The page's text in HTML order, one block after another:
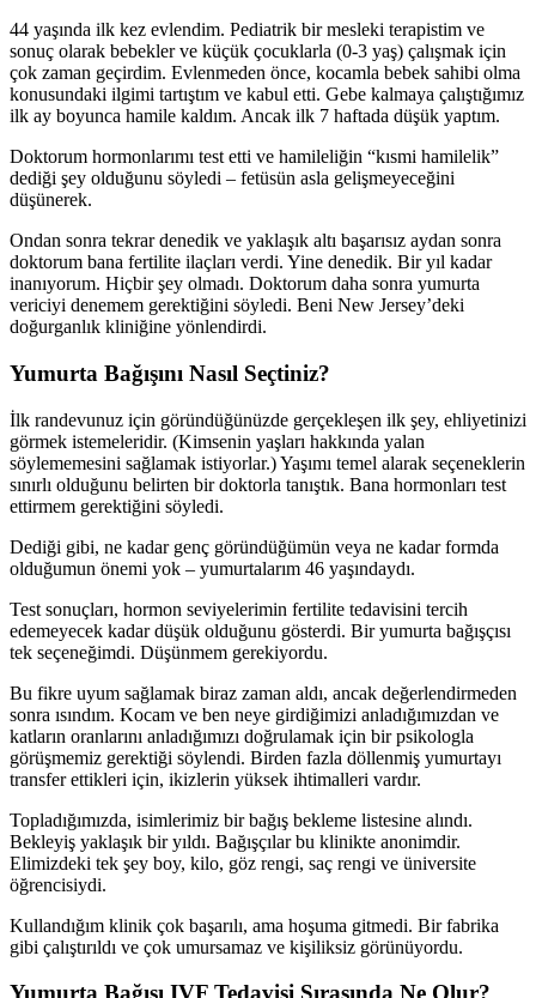
44 yaşında ilk kez evlendim. Pediatrik bir mesleki terapistim ve
sonuç olarak bebekler ve küçük çocuklarla (0-3 yaş) çalışmak için
çok zaman geçirdim. Evlenmeden önce, kocamla bebek sahibi olma
konusundaki ilgimi tartıştım ve kabul etti. Gebe kalmaya çalıştığımız
ilk ay boyunca hamile kaldım. Ancak ilk 7 haftada düşük yaptım.
Doktorum hormonlarımı test etti ve hamileliğin “kısmi hamilelik”
dediği şey olduğunu söyledi – fetüsün asla gelişmeyeceğini
düşünerek.
Ondan sonra tekrar denedik ve yaklaşık altı başarısız aydan sonra
doktorum bana fertilite ilaçları verdi. Yine denedik. Bir yıl kadar
inanıyorum. Hiçbir şey olmadı. Doktorum daha sonra yumurta
vericiyi denemem gerektiğini söyledi. Beni New Jersey’deki
doğurganlık kliniğine yönlendirdi.
Yumurta Bağışını Nasıl Seçtiniz?
İlk randevunuz için göründüğünüzde gerçekleşen ilk şey, ehliyetinizi
görmek istemeleridir. (Kimsenin yaşları hakkında yalan
söylememesini sağlamak istiyorlar.) Yaşımı temel alarak seçeneklerin
sınırlı olduğunu belirten bir doktorla tanıştık. Bana hormonları test
ettirmem gerektiğini söyledi.
Dediği gibi, ne kadar genç göründüğümün veya ne kadar formda
olduğumun önemi yok – yumurtalarım 46 yaşındaydı.
Test sonuçları, hormon seviyelerimin fertilite tedavisini tercih
edemeyecek kadar düşük olduğunu gösterdi. Bir yumurta bağışçısı
tek seçeneğimdi. Düşünmem gerekiyordu.
Bu fikre uyum sağlamak biraz zaman aldı, ancak değerlendirmeden
sonra ısındım. Kocam ve ben neye girdiğimizi anladığımızdan ve
katların oranlarını anladığımızı doğrulamak için bir psikologla
görüşmemiz gerektiği söylendi. Birden fazla döllenmiş yumurtayı
transfer ettikleri için, ikizlerin yüksek ihtimalleri vardır.
Topladığımızda, isimlerimiz bir bağış bekleme listesine alındı.
Bekleyiş yaklaşık bir yıldı. Bağışçılar bu klinikte anonimdir.
Elimizdeki tek şey boy, kilo, göz rengi, saç rengi ve üniversite
öğrencisiydi.
Kullandığım klinik çok başarılı, ama hoşuma gitmedi. Bir fabrika
gibi çalıştırıldı ve çok umursamaz ve kişiliksiz görünüyordu.